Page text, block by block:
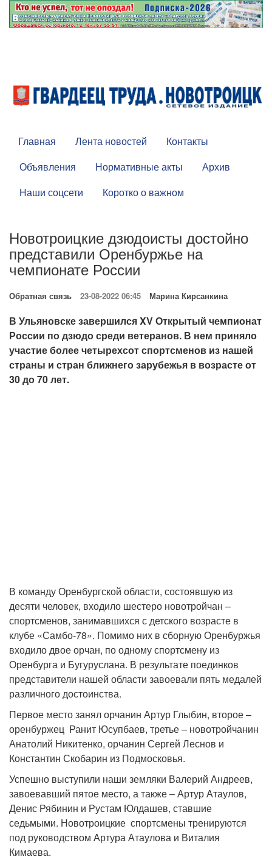
Главная Лента новостей
Контакты
Объявления
Нормативные акты
Архив
Наши соцсети
Коротко о важном
Новотроицкие дзюдоисты достойно
представили Оренбуржье на
чемпионате России
Обратная связь 23-08-2022 06:45 Марина Кирсанкина
В Ульяновске завершился XV Открытый чемпионат
России по дзюдо среди ветеранов. В нем приняло
участие более четырехсот спортсменов из нашей
страны и стран ближнего зарубежья в возрасте от
30 до 70 лет.
В команду Оренбургской области, состоявшую из
десяти человек, входило шестеро новотройчан –
спортсменов, занимавшихся с детского возрасте в
клубе «Самбо-78». Помимо них в сборную Оренбуржья
входило двое орчан, по одному спортсмену из
Оренбурга и Бугуруслана. В результате поединков
представители нашей области завоевали пять медалей
различного достоинства.
Первое место занял орчанин Артур Глыбин, второе –
оренбуржец Ранит Юсупбаев, третье – новотройчанин
Анатолий Никитенко, орчанин Сергей Леснов и
Константин Скобарин из Подмосковья.
Успешно выступили наши земляки Валерий Андреев,
завоевавший пятое место, а также – Артур Атаулов,
Денис Рябинин и Рустам Юлдашев, ставшие
седьмыми. Новотроицкие спортсмены тренируются
под руководством Артура Атаулова и Виталия
Кимаева.